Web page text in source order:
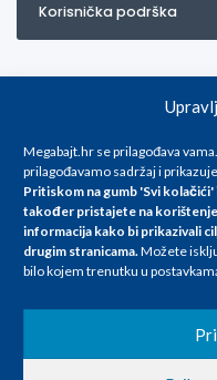
Megabajt.hr se prilagođava
prilagođavamo sadržaj i
Pritiskom na gumb 'Svi
također pristajete na
informacija kako bi prikazivali
drugim stranicama.Možete
bilo kojem trenutku u
Korisnička podrška
Za artikle kojih trenutno
info@megabajt.hr. Sve cijene
promjenama, a
iskazane su za avansno
se razlikovati od cijena u
i točniji opis i sliku. Unatoč